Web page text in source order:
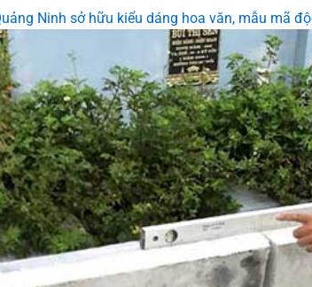
Ninh sở hữu kiểu dáng hoa văn, mẫu mã